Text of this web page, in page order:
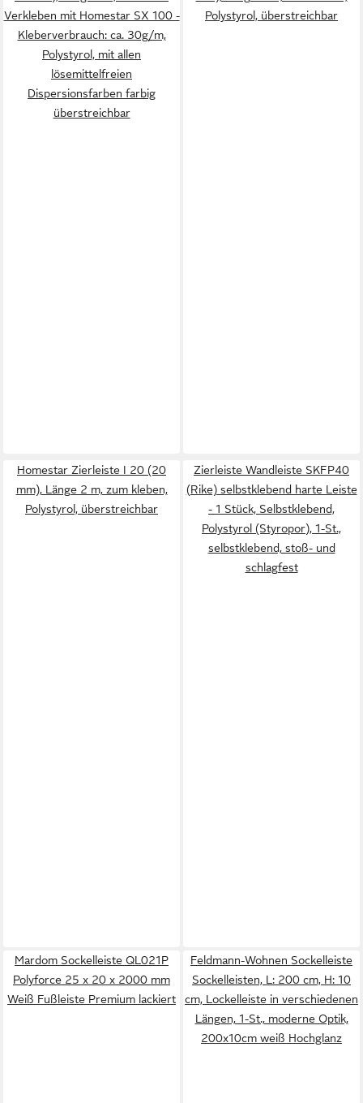
Verkleben mit Homestar SX 100 -
Kleberverbrauch: ca. 30g/m,
Polystyrol, mit allen
lösemittelfreien
Dispersionsfarben farbig
überstreichbar
Polystyrol, überstreichbar
Homestar Zierleiste I 20 (20
mm), Länge 2 m, zum kleben,
Polystyrol, überstreichbar
Zierleiste Wandleiste SKFP40
(Rike) selbstklebend harte Leiste
- 1 Stück, Selbstklebend,
Polystyrol (Styropor), 1-St.,
selbstklebend, stoß- und
schlagfest
Mardom Sockelleiste QL021P
Polyforce 25 x 20 x 2000 mm
Weiß Fußleiste Premium lackiert
Feldmann-Wohnen Sockelleiste
Sockelleisten, L: 200 cm, H: 10
cm, Lockelleiste in verschiedenen
Längen, 1-St., moderne Optik,
200x10cm weiß Hochglanz